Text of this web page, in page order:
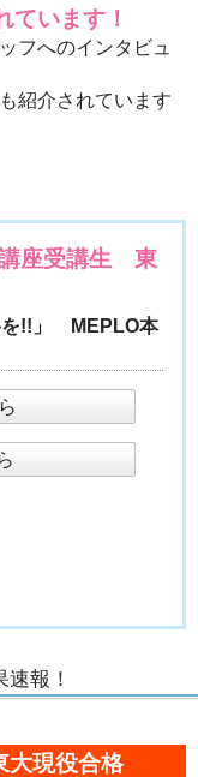
ています！
フへのインタビュ
紹介されています
座受講生 東
を!!」 MEPLO本
報！
現役合格